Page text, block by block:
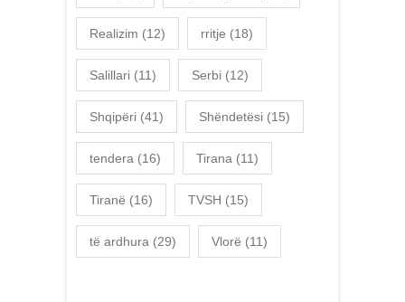
Realizim (12) rritje (18)
Salillari (11) Serbi (12)
Shqipëri (41) Shëndetësi (15)
tendera (16) Tirana (11)
Tiranë (16) TVSH (15)
të ardhura (29) Vlorë (11)